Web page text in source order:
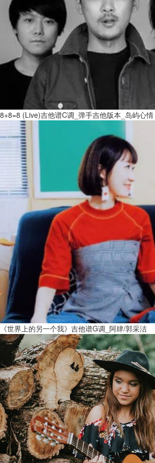
8+8=8 (Live)吉他谱C调_弹手吉他版本_岛屿心情
《世界上的另一个我》吉他谱G调_阿肆/郭采洁